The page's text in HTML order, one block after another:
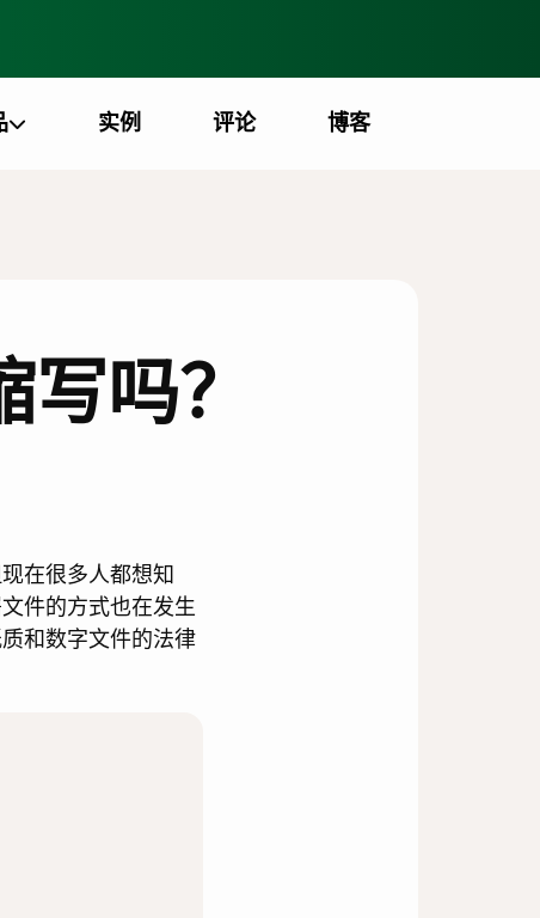
实例 评论 博客
吗？
在很多人都想知
件的方式也在发生
和数字文件的法律